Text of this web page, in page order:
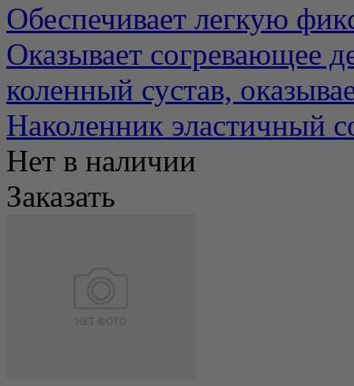
Обеспечивает легкую
Оказывает согревающее
коленный сустав,
Наколенник
Нет в наличии
Заказать